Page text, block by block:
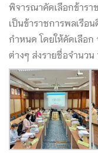
พิจารณาคัดเลือกข้ารา
เป็นข้าราชการพลเรือ
กำหนด โดยให้คัดเลือก
ต่างๆ ส่งรายชื่อจำนวน